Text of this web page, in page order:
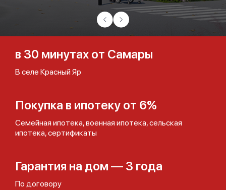
в 30 минутах от Самары
В селе Красный Яр
Покупка в ипотеку от 6%
Семейная ипотека, военная ипотека, сельская
ипотека, сертификаты
Гарантия на дом — 3 года
По договору